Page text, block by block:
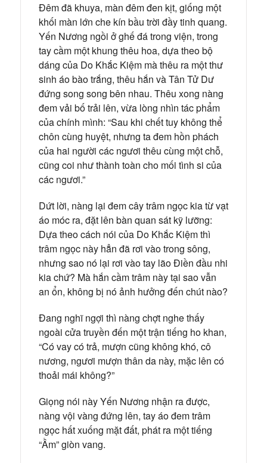
Đêm đã khuya, màn đêm đen kịt, giống một
khối màn lớn che kín bầu trời đầy tinh quang.
Yến Nương ngồi ở ghế đá trong viện, trong
tay cầm một khung thêu hoa, dựa theo bộ
dáng của Do Khắc Kiệm mà thêu ra một thư
sinh áo bào trắng, thêu hắn và Tân Tử Dư
đứng song song bên nhau. Thêu xong nàng
đem vải bố trải lên, vừa lòng nhìn tác phẩm
của chính mình: “Sau khi chết tuy không thể
chôn cùng huyệt, nhưng ta đem hồn phách
của hai người các ngươi thêu cùng một chỗ,
cũng coi như thành toàn cho mối tình si của
các ngươi.”
Dứt lời, nàng lại đem cây trâm ngọc kia từ vạt
áo móc ra, đặt lên bàn quan sát kỹ lưỡng:
Dựa theo cách nói của Do Khắc Kiệm thì
trâm ngọc này hẳn đã rơi vào trong sông,
nhưng sao nó lại rơi vào tay lão Điền đầu nhi
kia chứ? Mà hắn cầm trâm này tại sao vẫn
an ổn, không bị nó ảnh hưởng đến chút nào?
Đang nghĩ ngợi thì nàng chợt nghe thấy
ngoài cửa truyền đến một trận tiếng ho khan,
“Có vay có trả, mượn cũng không khó, cô
nương, ngươi mượn thân da này, mặc lên có
thoải mái không?”
Giọng nói này Yến Nương nhận ra được,
nàng vội vàng đứng lên, tay áo đem trâm
ngọc hất xuống mặt đất, phát ra một tiếng
“Ầm” giòn vang.